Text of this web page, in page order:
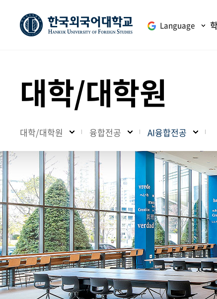
Language
대학/대학원
대학/대학원 융합전공 AI융합전공